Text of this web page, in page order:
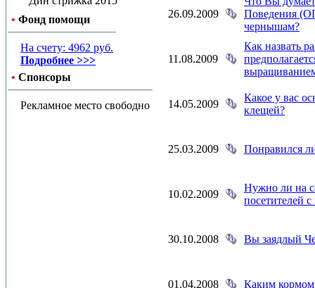
• Фонд помощи
На счету: 4962 руб.
Подробнее >>>
• Спонсоры
Рекламное место свободно
26.09.2009
Поведения
чернышам?
11.08.2009
Как назвать
14.05.2009
Какое у вас
клещей?
25.03.2009 Понравился
10.02.2009
Нужно ли на
посетителей
30.10.2008 Вы заядлый
01.04.2008 Каким